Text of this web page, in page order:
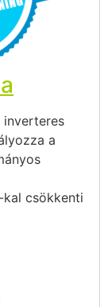
inverteres
a
csökkenti